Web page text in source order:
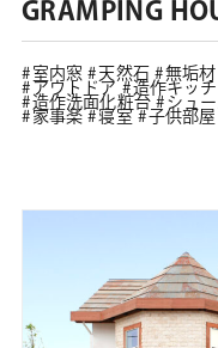
GRAMPING
室内窓 天然石 無垢材
アウトドア
造作キッ
造作洗面化粧台
シュ
家事楽
寝室 子供部屋